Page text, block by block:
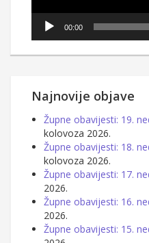
00:00
Najnovije objave
Župne obavijesti: 19.
kolovoza 2026.
Župne obavijesti: 18.
kolovoza 2026.
Župne obavijesti: 17.
2026.
Župne obavijesti: 16.
2026.
Župne obavijesti: 15.